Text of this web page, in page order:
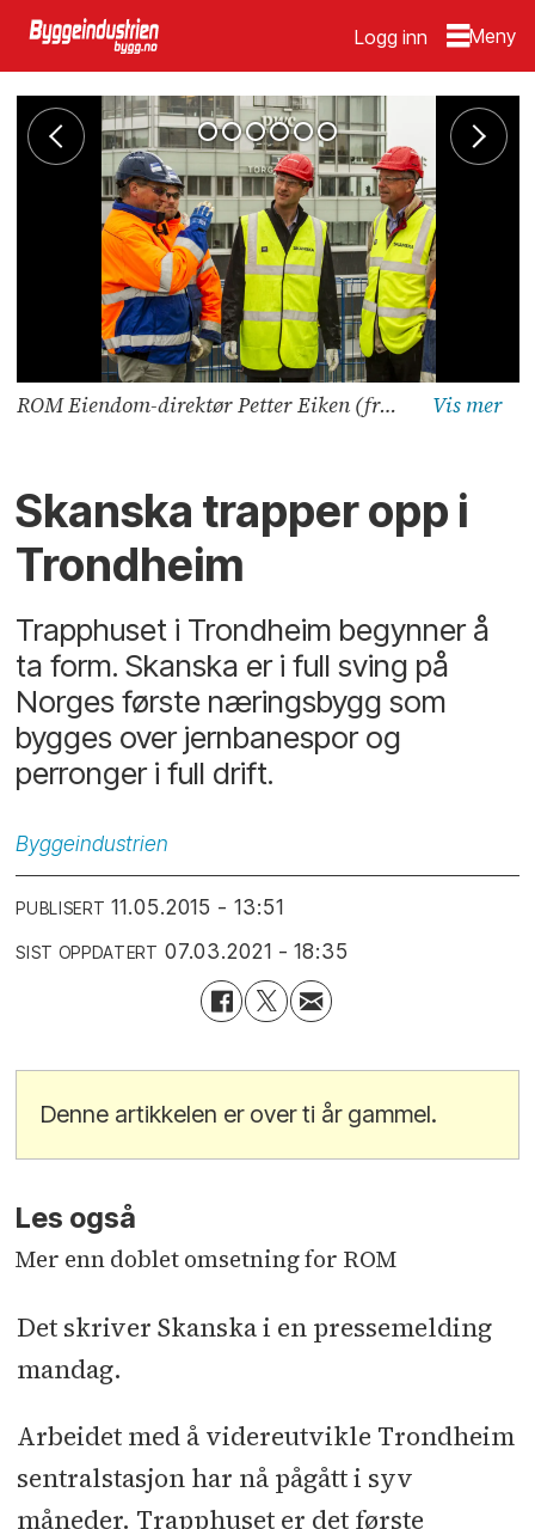
Logg inn
ROM Eiendom-direktør Petter Eiken (fra høyre) og Skanska-direktør Ståle Rød. Foto: Skanska
Skanska trapper opp i
Trondheim
Trapphuset i Trondheim begynner å
ta form. Skanska er i full sving på
Norges første næringsbygg som
bygges over jernbanespor og
perronger i full drift.
Byggeindustrien
PUBLISERT 11.05.2015 - 13:51
SIST OPPDATERT 07.03.2021 - 18:35
Denne artikkelen er over ti år gammel.
Les også
Mer enn doblet omsetning for ROM
Det skriver Skanska i en pressemelding
mandag.
Arbeidet med å videreutvikle Trondheim
sentralstasjon har nå pågått i syv
måneder. Trapphuset er det første